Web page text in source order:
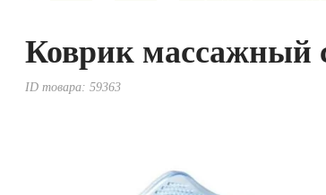
Средства по уходу за больными
Ортопедические изделия
Коврик массажный
ID товара:59363